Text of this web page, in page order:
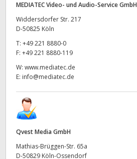
MEDIATEC Video- und Audio-Service GmbH
Widdersdorfer Str. 217
D-50825 Köln
T: +49 221 8880-0
F: +49 221 8880-119
W: www.mediatec.de
E: info@mediatec.de
Qvest Media GmbH
Mathias-Brüggen-Str. 65a
D-50829 Köln-Ossendorf